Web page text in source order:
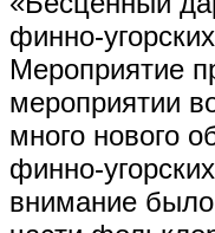
финно-
Мероприятие
мероприятии
много нового
финно-
внимание было